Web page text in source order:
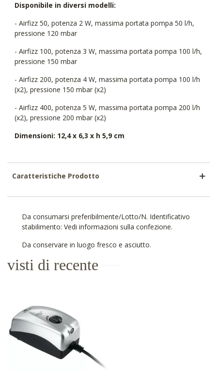
Disponibile in diversi modelli:
- Airfizz 50, potenza 2 W, massima portata pompa 50 l/h,
pressione 120 mbar
- Airfizz 100, potenza 3 W, massima portata pompa 100 l/h,
pressione 150 mbar
- Airfizz 200, potenza 4 W, massima portata pompa 100 l/h
(x2), pressione 150 mbar (x2)
- Airfizz 400, potenza 5 W, massima portata pompa 200 l/h
(x2), pressione 200 mbar (x2)
Dimensioni: 12,4 x 6,3 x h 5,9 cm
Caratteristiche Prodotto
Da consumarsi preferibilmente/Lotto/N. Identificativo
stabilimento: Vedi informazioni sulla confezione.
Da conservare in luogo fresco e asciutto.
visti di recente